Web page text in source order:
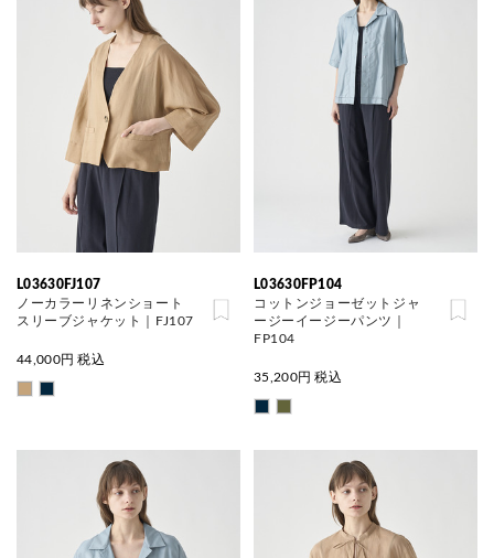
L03630FJ107
ノーカラーリネンショート
スリーブジャケット｜FJ107
44,000円 税込
L03630FP104
コットンジョーゼットジャ
ージーイージーパンツ｜
FP104
35,200円 税込